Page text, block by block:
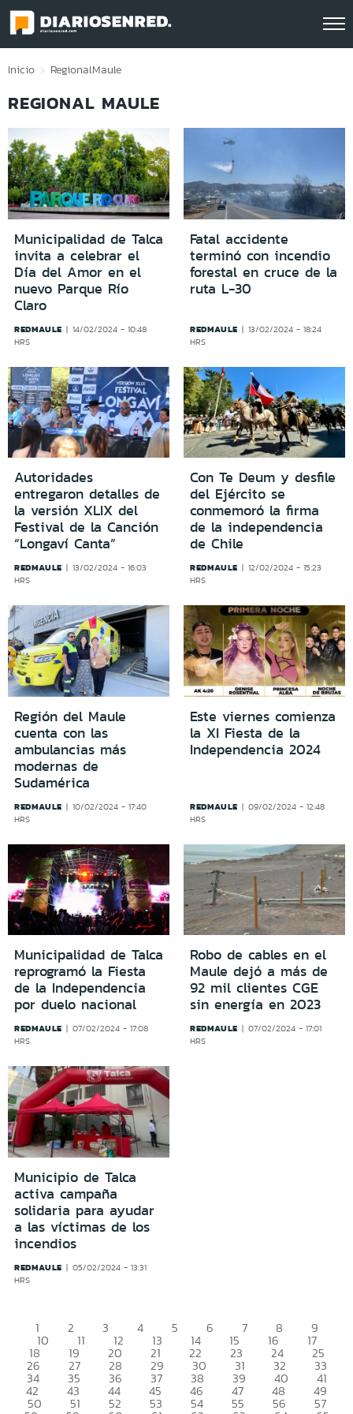
Click acá para ir directamente al contenido
Inicio RegionalMaule
REGIONAL MAULE
Municipalidad de Talca
invita a celebrar el
Día del Amor en el
nuevo Parque Río
Claro
REDMAULE
14/02/2024 - 10:48
HRS
Fatal accidente
terminó con incendio
forestal en cruce de la
ruta L-30
REDMAULE
13/02/2024 - 18:24
HRS
Autoridades
entregaron detalles de
la versión XLIX del
Festival de la Canción
“Longaví Canta”
REDMAULE
13/02/2024 - 16:03
HRS
Con Te Deum y desfile
del Ejército se
conmemoró la firma
de la independencia
de Chile
REDMAULE
12/02/2024 - 15:23
HRS
Región del Maule
cuenta con las
ambulancias más
modernas de
Sudamérica
REDMAULE
10/02/2024 - 17:40
HRS
Este viernes comienza
la XI Fiesta de la
Independencia 2024
REDMAULE
09/02/2024 - 12:48
HRS
Municipalidad de Talca
reprogramó la Fiesta
de la Independencia
por duelo nacional
REDMAULE
07/02/2024 - 17:08
HRS
Robo de cables en el
Maule dejó a más de
92 mil clientes CGE
sin energía en 2023
REDMAULE
07/02/2024 - 17:01
HRS
Municipio de Talca
activa campaña
solidaria para ayudar
a las víctimas de los
incendios
REDMAULE
05/02/2024 - 13:31
HRS
1 2 3 4 5 6 7 8 9
10 11 12 13 14 15 16 17
18 19 20 21 22 23 24 25
26 27 28 29 30 31 32 33
34 35 36 37 38 39 40 41
42 43 44 45 46 47 48 49
50 51 52 53 54 55 56 57